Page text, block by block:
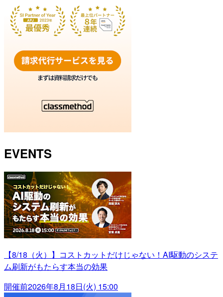
EVENTS
【8/18（火）】コストカットだけじゃない！AI駆動のシステ
ム刷新がもたらす本当の効果
開催前2026年8月18日(火) 15:00